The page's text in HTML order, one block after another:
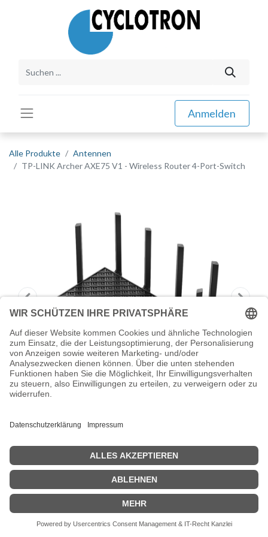
Anmelden
Alle Produkte
Antennen
TP-LINK Archer AXE75 V1 - Wireless Router 4-Port-Switch
TP-LINK Archer AXE75 V1 - Wireless
Router 4-Port-Switch
TP-Link Archer AXE75 V1 - Wireless Router 4-Port-Switch - 1GbE
- Wi-Fi 6E - Multi-Band
Zeige Preise inklusiv MwSt. (Brutto)
186,87€ inkl. MwSt.